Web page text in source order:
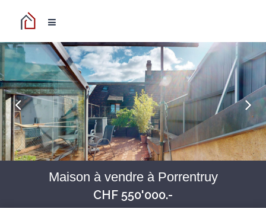
Maison à vendre à Porrentruy
CHF 550'000.-